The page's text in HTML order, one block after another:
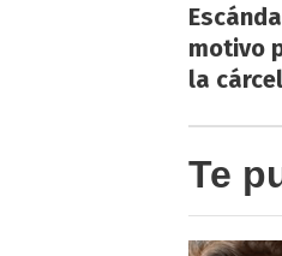
motivo
la cárcel
Te